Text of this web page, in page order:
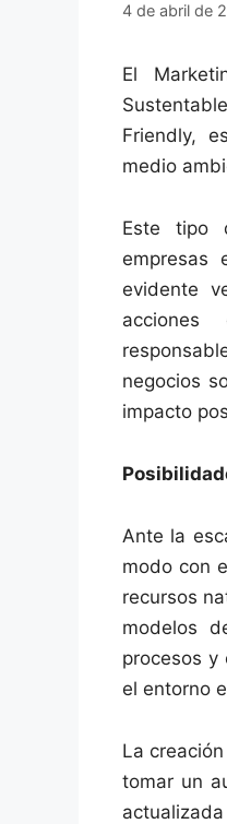
4 de abril de
El
Friendly,
medio
Este tipo
empresas
evidente
acciones
negocios
impacto
Ante la
modo con
recursos
modelos
procesos y
el entorno
La
tomar un